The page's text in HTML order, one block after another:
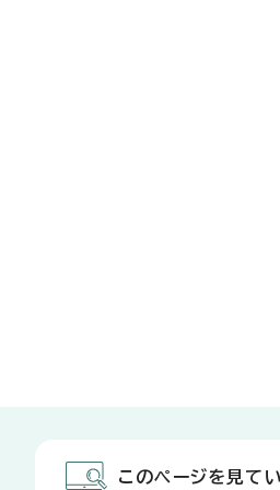
このページを見て